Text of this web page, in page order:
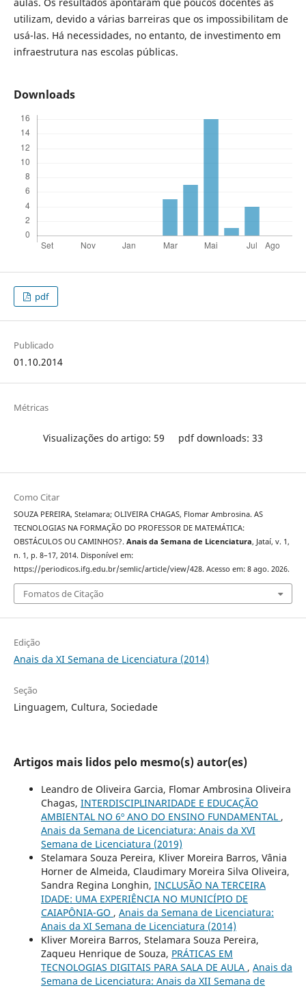
utilizam, devido a várias barreiras que os impossibilitam de
usá-las. Há necessidades, no entanto, de investimento em
infraestrutura nas escolas públicas.
Downloads
pdf
Publicado
01.10.2014
Métricas
Visualizações do artigo: 59 pdf downloads: 33
Como Citar
SOUZA PEREIRA, Stelamara; OLIVEIRA CHAGAS, Flomar Ambrosina. AS
TECNOLOGIAS NA FORMAÇÃO DO PROFESSOR DE MATEMÁTICA:
OBSTÁCULOS OU CAMINHOS?. Anais da Semana de Licenciatura, Jataí, v. 1,
n. 1, p. 8–17, 2014. Disponível em:
https://periodicos.ifg.edu.br/semlic/article/view/428. Acesso em: 8 ago. 2026.
Fomatos de Citação
Edição
Anais da XI Semana de Licenciatura (2014)
Seção
Linguagem, Cultura, Sociedade
Artigos mais lidos pelo mesmo(s) autor(es)
Leandro de Oliveira Garcia, Flomar Ambrosina Oliveira
Chagas, INTERDISCIPLINARIDADE E EDUCAÇÃO
AMBIENTAL NO 6º ANO DO ENSINO FUNDAMENTAL ,
Anais da Semana de Licenciatura: Anais da XVI
Semana de Licenciatura (2019)
Stelamara Souza Pereira, Kliver Moreira Barros, Vânia
Horner de Almeida, Claudimary Moreira Silva Oliveira,
Sandra Regina Longhin, INCLUSÃO NA TERCEIRA
IDADE: UMA EXPERIÊNCIA NO MUNICÍPIO DE
CAIAPÔNIA-GO , Anais da Semana de Licenciatura:
Anais da XI Semana de Licenciatura (2014)
Kliver Moreira Barros, Stelamara Souza Pereira,
Zaqueu Henrique de Souza, PRÁTICAS EM
TECNOLOGIAS DIGITAIS PARA SALA DE AULA , Anais da
Semana de Licenciatura: Anais da XII Semana de